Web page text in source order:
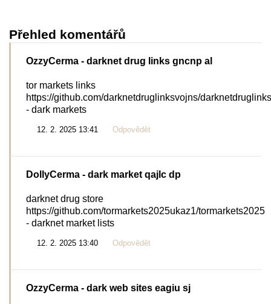
Přehled komentářů
OzzyCerma - darknet drug links gncnp al
tor markets links
https://github.com/darknetdruglinksvojns/darknetdruglinks
- dark markets
12. 2. 2025 13:41 Odpovědět
DollyCerma - dark market qajlc dp
darknet drug store
https://github.com/tormarkets2025ukaz1/tormarkets2025
- darknet market lists
12. 2. 2025 13:40 Odpovědět
OzzyCerma - dark web sites eagiu sj